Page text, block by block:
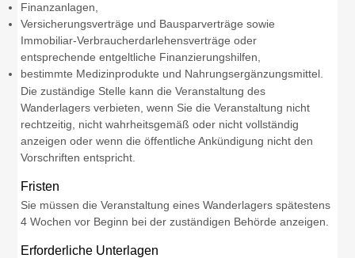
Finanzanlagen,
Versicherungsverträge und Bausparverträge sowie
Immobiliar-Verbraucherdarlehensverträge oder
entsprechende entgeltliche Finanzierungshilfen,
bestimmte Medizinprodukte und Nahrungsergänzungsmittel.
Die zuständige Stelle kann die Veranstaltung des
Wanderlagers verbieten, wenn Sie die Veranstaltung nicht
rechtzeitig, nicht wahrheitsgemäß oder nicht vollständig
anzeigen oder wenn die öffentliche Ankündigung nicht den
Vorschriften entspricht.
Fristen
Sie müssen die Veranstaltung eines Wanderlagers spätestens
4 Wochen vor Beginn bei der zuständigen Behörde anzeigen.
Erforderliche Unterlagen